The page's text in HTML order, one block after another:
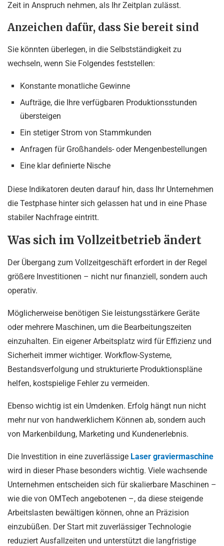
Zeit in Anspruch nehmen, als Ihr Zeitplan zulässt.
Anzeichen dafür, dass Sie bereit sind
Sie könnten überlegen, in die Selbstständigkeit zu
wechseln, wenn Sie Folgendes feststellen:
Konstante monatliche Gewinne
Aufträge, die Ihre verfügbaren Produktionsstunden
übersteigen
Ein stetiger Strom von Stammkunden
Anfragen für Großhandels- oder Mengenbestellungen
Eine klar definierte Nische
Diese Indikatoren deuten darauf hin, dass Ihr Unternehmen
die Testphase hinter sich gelassen hat und in eine Phase
stabiler Nachfrage eintritt.
Was sich im Vollzeitbetrieb ändert
Der Übergang zum Vollzeitgeschäft erfordert in der Regel
größere Investitionen – nicht nur finanziell, sondern auch
operativ.
Möglicherweise benötigen Sie leistungsstärkere Geräte
oder mehrere Maschinen, um die Bearbeitungszeiten
einzuhalten. Ein eigener Arbeitsplatz wird für Effizienz und
Sicherheit immer wichtiger. Workflow-Systeme,
Bestandsverfolgung und strukturierte Produktionspläne
helfen, kostspielige Fehler zu vermeiden.
Ebenso wichtig ist ein Umdenken. Erfolg hängt nun nicht
mehr nur von handwerklichem Können ab, sondern auch
von Markenbildung, Marketing und Kundenerlebnis.
Die Investition in eine zuverlässige Laser graviermaschine
wird in dieser Phase besonders wichtig. Viele wachsende
Unternehmen entscheiden sich für skalierbare Maschinen –
wie die von OMTech angebotenen –, da diese steigende
Arbeitslasten bewältigen können, ohne an Präzision
einzubüßen. Der Start mit zuverlässiger Technologie
reduziert Ausfallzeiten und unterstützt die langfristige